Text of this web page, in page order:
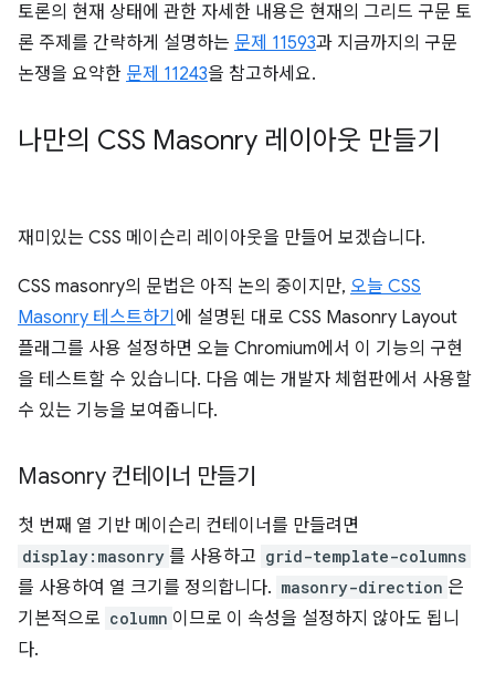
토론의 현재 상태에 관한 자세한 내용은 현재의 그리드 구문 토
론 주제를 간략하게 설명하는 문제 11593과 지금까지의 구문
논쟁을 요약한 문제 11243을 참고하세요.
나만의 CSS Masonry 레이아웃 만들기
재미있는 CSS 메이슨리 레이아웃을 만들어 보겠습니다.
CSS masonry의 문법은 아직 논의 중이지만, 오늘 CSS
Masonry 테스트하기 에 설명된 대로 CSS Masonry Layout
플래그를 사용 설정하면 오늘 Chromium에서 이 기능의 구현
을 테스트할 수 있습니다. 다음 예는 개발자 체험판에서 사용할
수 있는 기능을 보여줍니다.
Masonry 컨테이너 만들기
첫 번째 열 기반 메이슨리 컨테이너를 만들려면
display:masonry 를 사용하고 grid-template-columns
를 사용하여 열 크기를 정의합니다. masonry-direction 은
기본적으로 column 이므로 이 속성을 설정하지 않아도 됩니
다.